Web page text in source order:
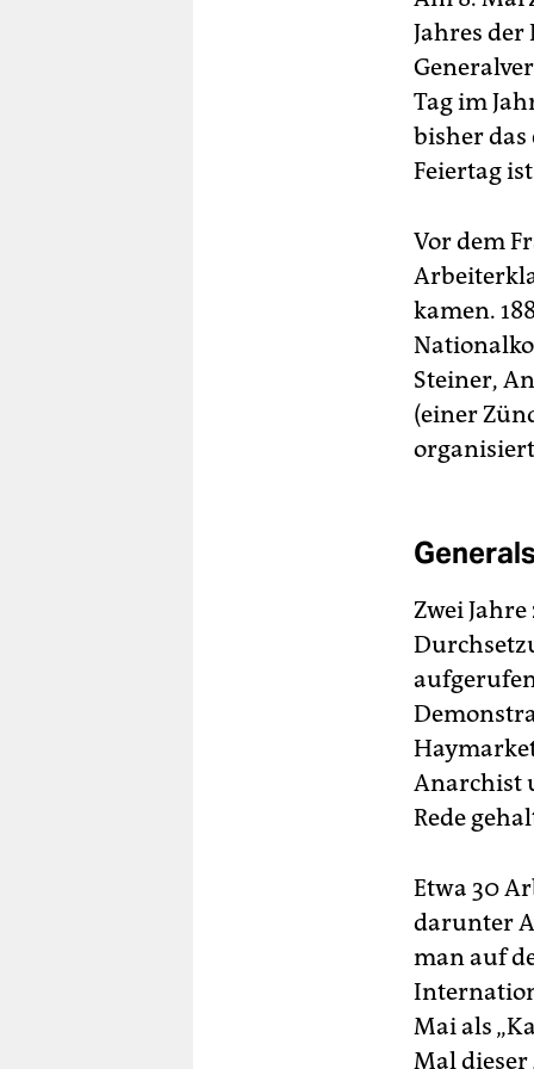
Jahres der
Tag im
bisher das
Feiertag
Vor dem
kamen.
Steiner,
(einer
Zwei
Anarchist
Rede
Etwa 30
darunter
man auf
Mai als
Mal dieser